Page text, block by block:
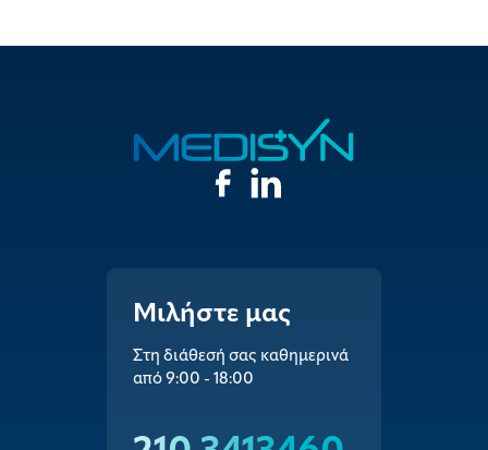
Μιλήστε μας
Στη διάθεσή σας καθημερινά
από 9:00 - 18:00